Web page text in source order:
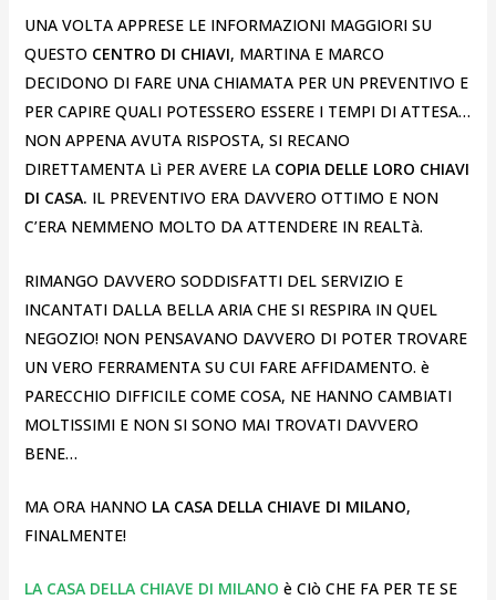
UNA VOLTA APPRESE LE INFORMAZIONI MAGGIORI SU
QUESTO CENTRO DI CHIAVI, MARTINA E MARCO
DECIDONO DI FARE UNA CHIAMATA PER UN PREVENTIVO E
PER CAPIRE QUALI POTESSERO ESSERE I TEMPI DI ATTESA…
NON APPENA AVUTA RISPOSTA, SI RECANO
DIRETTAMENTA Lì PER AVERE LA COPIA DELLE LORO CHIAVI
DI CASA. IL PREVENTIVO ERA DAVVERO OTTIMO E NON
C’ERA NEMMENO MOLTO DA ATTENDERE IN REALTà.
RIMANGO DAVVERO SODDISFATTI DEL SERVIZIO E
INCANTATI DALLA BELLA ARIA CHE SI RESPIRA IN QUEL
NEGOZIO! NON PENSAVANO DAVVERO DI POTER TROVARE
UN VERO FERRAMENTA SU CUI FARE AFFIDAMENTO. è
PARECCHIO DIFFICILE COME COSA, NE HANNO CAMBIATI
MOLTISSIMI E NON SI SONO MAI TROVATI DAVVERO
BENE…
MA ORA HANNO LA CASA DELLA CHIAVE DI MILANO,
FINALMENTE!
LA CASA DELLA CHIAVE DI MILANO è CIò CHE FA PER TE SE